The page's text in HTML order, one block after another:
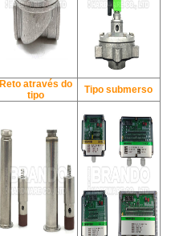
Reto através do
tipo
Tipo submerso